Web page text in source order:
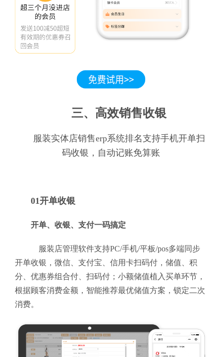
三、高效销售收银
服装实体店销售erp系统排名支持手机开单扫
码收银，自动记账免算账
01开单收银
开单、收银、支付一码搞定
服装店管理软件支持PC/手机/平板/pos多端同步
开单收银，微信、支付宝、信用卡扫码付，储值、积
分、优惠券组合付、扫码付；小额储值植入买单环节，
根据顾客消费金额，智能推荐最优储值方案，锁定二次
消费。